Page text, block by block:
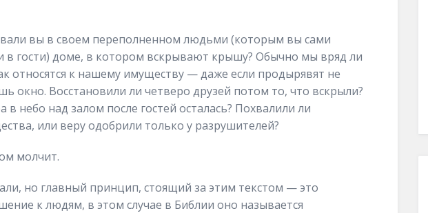
вы в своем переполненном людьми (которым вы сами
в гости) доме, в котором вскрывают крышу? Обычно мы вряд ли
относятся к нашему имуществу — даже если продырявят не
окно. Восстановили ли четверо друзей потом то, что вскрыли?
небо над залом после гостей осталась? Похвалили ли
или веру одобрили только у разрушителей?
молчит.
но главный принцип, стоящий за этим текстом — это
к людям, в этом случае в Библии оно называется